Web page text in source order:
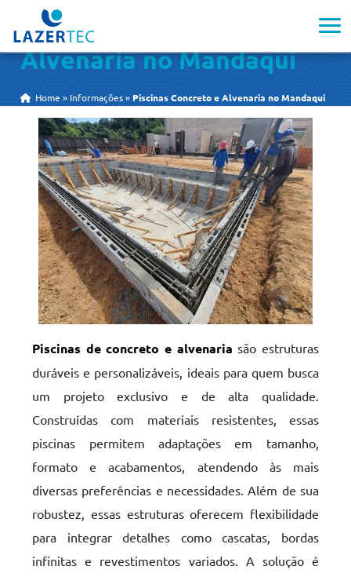
Piscinas Concreto e
Alvenaria no Mandaqui
Home » Informações » Piscinas Concreto e Alvenaria no Mandaqui
Piscinas de concreto e alvenaria são estruturas
duráveis e personalizáveis, ideais para quem busca
um projeto exclusivo e de alta qualidade.
Construídas com materiais resistentes, essas
piscinas permitem adaptações em tamanho,
formato e acabamentos, atendendo às mais
diversas preferências e necessidades. Além de sua
robustez, essas estruturas oferecem flexibilidade
para integrar detalhes como cascatas, bordas
infinitas e revestimentos variados. A solução é